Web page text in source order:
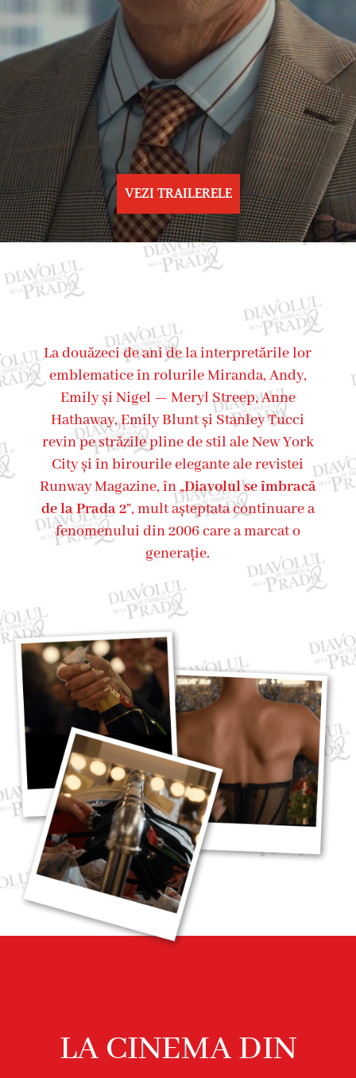
VEZI TRAILERELE
La douăzeci de ani de la interpretările lor
emblematice în rolurile Miranda, Andy,
Emily și Nigel — Meryl Streep, Anne
Hathaway, Emily Blunt și Stanley Tucci
revin pe străzile pline de stil ale New York
City și în birourile elegante ale revistei
Runway Magazine, în „Diavolul se îmbracă
de la Prada 2”, mult așteptata continuare a
fenomenului din 2006 care a marcat o
generație.
LA CINEMA DIN